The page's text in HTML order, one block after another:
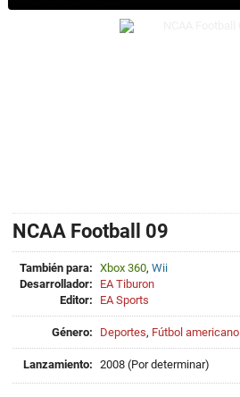
NCAA Football 09
También para: Xbox 360, Wii
Desarrollador:
EA Tiburon
Editor:
EA Sports
Género: Deportes, Fútbol americano
Lanzamiento: 2008 (Por determinar)